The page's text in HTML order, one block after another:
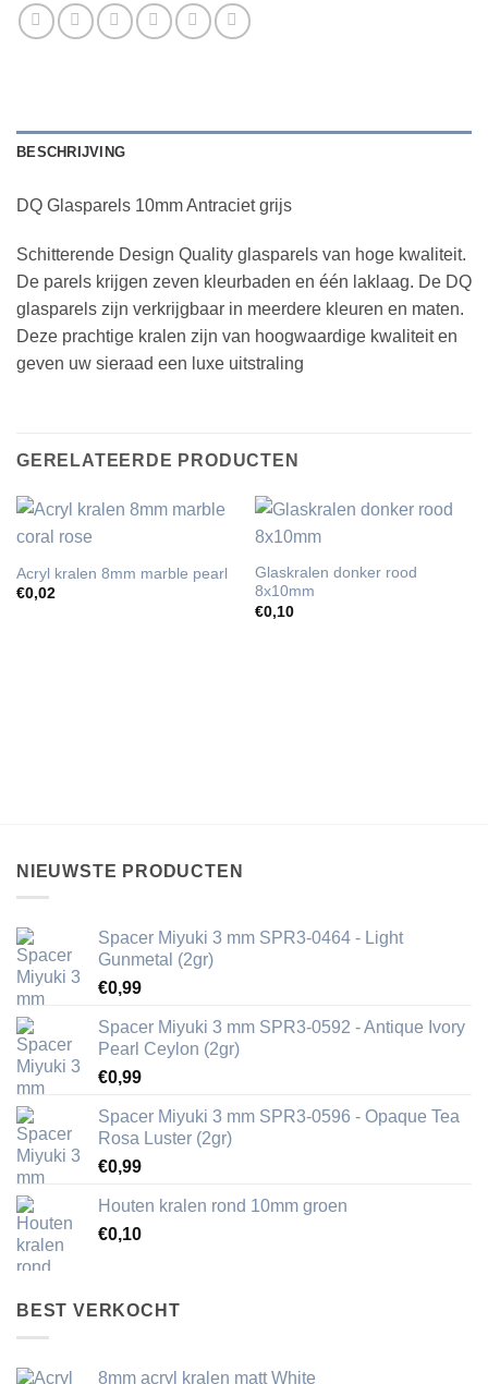
BESCHRIJVING
DQ Glasparels 10mm Antraciet grijs
Schitterende Design Quality glasparels van hoge kwaliteit.
De parels krijgen zeven kleurbaden en één laklaag. De DQ
glasparels zijn verkrijgbaar in meerdere kleuren en maten.
Deze prachtige kralen zijn van hoogwaardige kwaliteit en
geven uw sieraad een luxe uitstraling
GERELATEERDE PRODUCTEN
Acryl kralen 8mm marble pearl
€0,02
Glaskralen donker rood
8x10mm
€0,10
NIEUWSTE PRODUCTEN
Spacer Miyuki 3 mm SPR3-0464 - Light
Gunmetal (2gr)
€0,99
Spacer Miyuki 3 mm SPR3-0592 - Antique Ivory
Pearl Ceylon (2gr)
€0,99
Spacer Miyuki 3 mm SPR3-0596 - Opaque Tea
Rosa Luster (2gr)
€0,99
Houten kralen rond 10mm groen
€0,10
BEST VERKOCHT
8mm acryl kralen matt White